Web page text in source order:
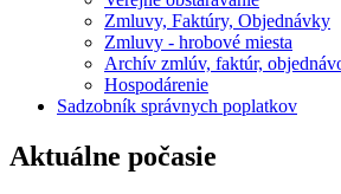
Zmluvy, Faktúry, Objednávky
Zmluvy - hrobové miesta
Archív zmlúv, faktúr,
Hospodárenie
Sadzobník správnych poplatkov
Aktuálne počasie